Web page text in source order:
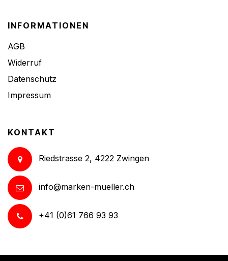
INFORMATIONEN
AGB
Widerruf
Datenschutz
Impressum
KONTAKT
Riedstrasse 2, 4222 Zwingen
info@marken-mueller.ch
+41 (0)61 766 93 93